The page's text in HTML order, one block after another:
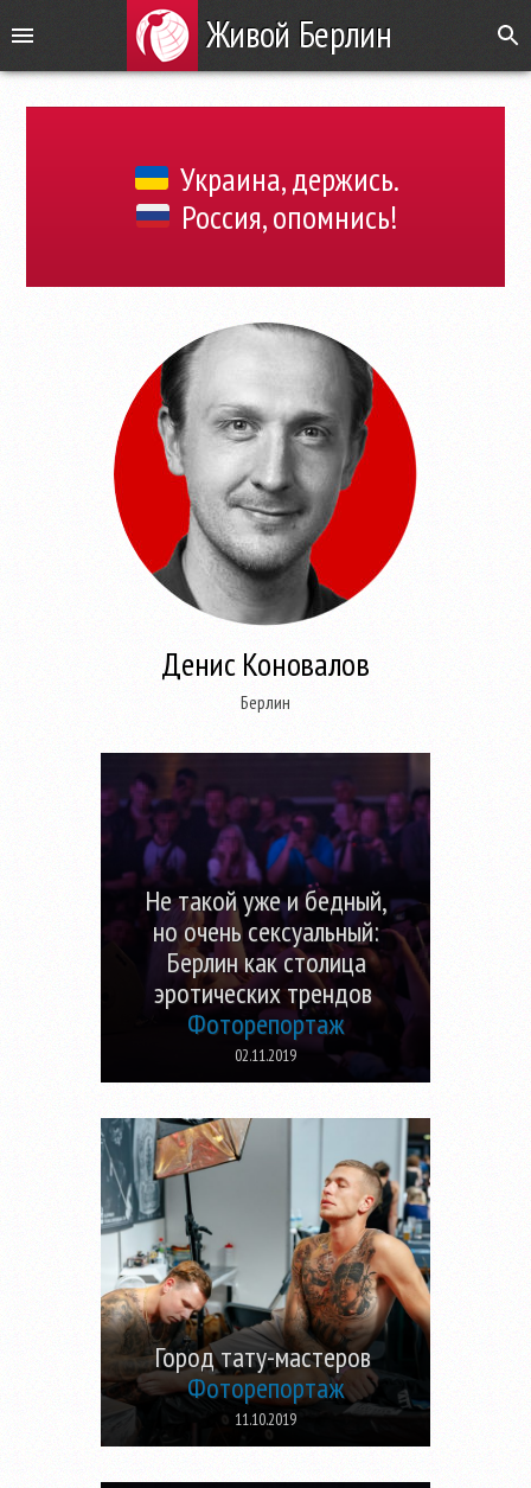
Живой Берлин
Украина, держись.
Россия, опомнись!
Денис Коновалов
Берлин
Не такой уже и бедный,
но очень сексуальный:
Берлин как столица
эротических трендов
Фоторепортаж
02.11.2019
Город тату-мастеров
Фоторепортаж
11.10.2019